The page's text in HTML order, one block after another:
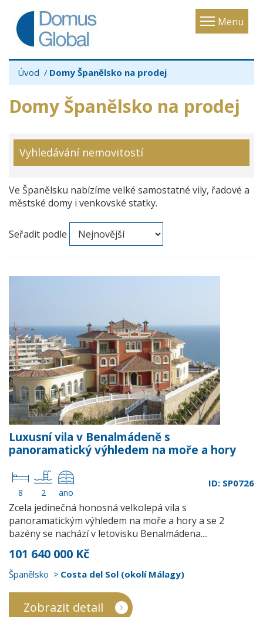
Menu
Toggle
Úvod Domy Španělsko na prodej
Domy Španělsko na prodej
Vyhledávání nemovitostí
Ve Španělsku nabízíme velké samostatné vily, řadové a
městské domy i venkovské statky.
Seřadit podle
Luxusní vila v Benalmádeně s
panoramatický výhledem na moře a hory
8 2 ano
ID: SP0726
Zcela jedinečná honosná velkolepá vila s
panoramatickým výhledem na moře a hory a se 2
bazény se nachází v letovisku Benalmádena....
101 640 000 Kč
Španělsko Costa del Sol (okolí Málagy)
Zobrazit detail